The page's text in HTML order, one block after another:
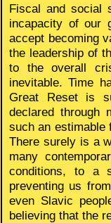
Fiscal and social
incapacity of our
accept becoming
the leadership of
to the overall
inevitable. Time
Great Reset is
declared through
such an estimable
There surely is a
many
conditions, to a
preventing us
even Slavic
believing that the